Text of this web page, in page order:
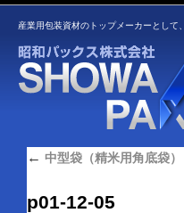
産業用包装資材のトップメーカーとして
← 中型袋（精米用角底袋）
p01-12-05